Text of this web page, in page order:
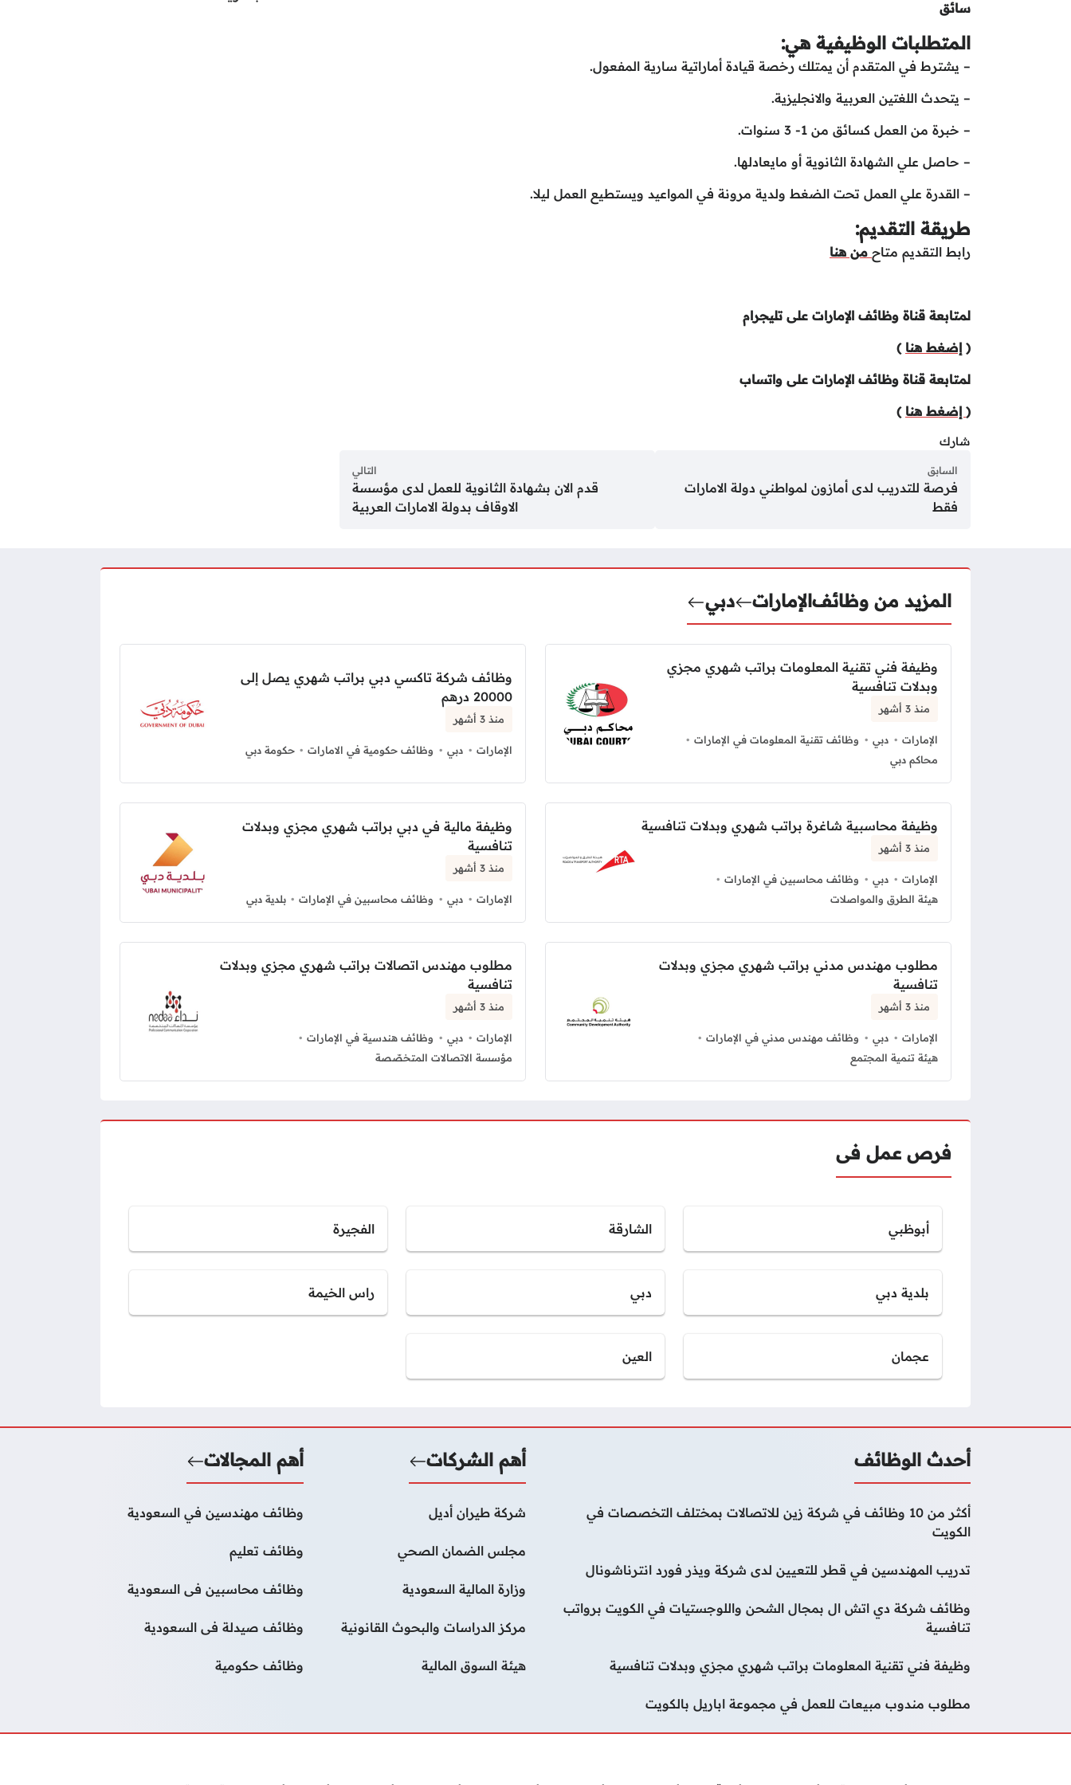
سائق
المتطلبات الوظيفية هي:
– يشترط في المتقدم أن يمتلك رخصة قيادة أماراتية سارية المفعول.
– يتحدث اللغتين العربية والانجليزية.
– خبرة من العمل كسائق من 1- 3 سنوات.
– حاصل علي الشهادة الثانوية أو مايعادلها.
– القدرة علي العمل تحت الضغط ولدية مرونة في المواعيد ويستطيع العمل ليلا.
طريقة التقديم:
رابط التقديم متاح من هنا
لمتابعة قناة وظائف الإمارات على تليجرام
( إضغط هنا )
لمتابعة قناة وظائف الإمارات على واتساب
( إضغط هنا )
شارك
السابق
فرصة للتدريب لدى أمازون لمواطني دولة الامارات
فقط
التالي
قدم الان بشهادة الثانوية للعمل لدى مؤسسة
الاوقاف بدولة الامارات العربية
المزيد من وظائفالإمارات دبي
وظيفة فني تقنية المعلومات براتب شهري مجزي
وبدلات تنافسية
منذ 3 أشهر
الإمارات دبي
وظائف تقنية المعلومات في الإمارات
محاكم دبي
وظائف شركة تاكسي دبي براتب شهري يصل إلى
20000 درهم
منذ 3 أشهر
الإمارات دبي وظائف حكومية في الامارات حكومة دبي
وظيفة محاسبية شاغرة براتب شهري وبدلات تنافسية
منذ 3 أشهر
الإمارات دبي
وظائف محاسبين في الإمارات
هيئة الطرق والمواصلات
وظيفة مالية في دبي براتب شهري مجزي وبدلات
تنافسية
منذ 3 أشهر
الإمارات دبي وظائف محاسبين في الإمارات بلدية دبي
مطلوب مهندس مدني براتب شهري مجزي وبدلات
تنافسية
منذ 3 أشهر
الإمارات دبي
وظائف مهندس مدني في الإمارات
هيئة تنمية المجتمع
مطلوب مهندس اتصالات براتب شهري مجزي وبدلات
تنافسية
منذ 3 أشهر
الإمارات دبي
وظائف هندسية في الإمارات
مؤسسة الاتصالات المتخصّصة
فرص عمل فى
أبوظبي الشارقة الفجيرة
بلدية دبي دبي راس الخيمة
عجمان العين
أحدث الوظائف
أكثر من 10 وظائف في شركة زين للاتصالات بمختلف التخصصات في
الكويت
تدريب المهندسين في قطر للتعيين لدى شركة ويذر فورد انترناشونال
وظائف شركة دي اتش ال بمجال الشحن واللوجستيات في الكويت برواتب
تنافسية
وظيفة فني تقنية المعلومات براتب شهري مجزي وبدلات تنافسية
مطلوب مندوب مبيعات للعمل في مجموعة اباريل بالكويت
أهم الشركات
شركة طيران أديل
مجلس الضمان الصحي
وزارة المالية السعودية
مركز الدراسات والبحوث القانونية
هيئة السوق المالية
أهم المجالات
وظائف مهندسين في السعودية
وظائف تعليم
وظائف محاسبين فى السعودية
وظائف صيدلة فى السعودية
وظائف حكومية